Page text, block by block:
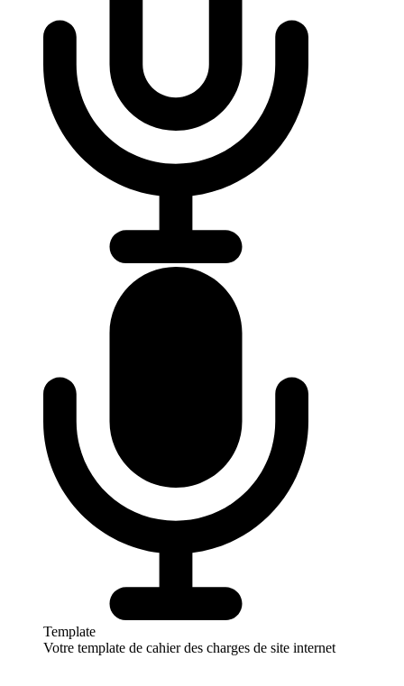
Template
Votre template de cahier des charges de site internet